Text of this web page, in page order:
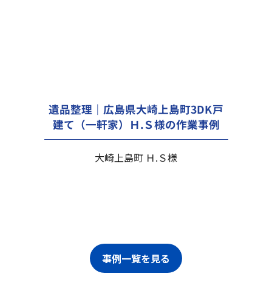
遺品整理｜広島県大崎上島町3DK戸
建て（一軒家）Ｈ.Ｓ様の作業事例
大崎上島町 Ｈ.Ｓ様
事例一覧を見る